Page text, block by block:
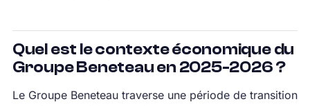
Quel est le contexte économique du
Groupe Beneteau en 2025-2026 ?
Le Groupe Beneteau traverse une période de transition